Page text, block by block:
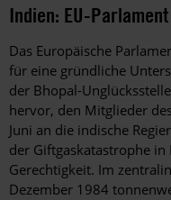
Indien: EU-
Das Europäische
für eine gründliche
der Bhopal-
hervor, den Mitglieder
Juni an die indische
der Giftgaskatastrophe
Gerechtigkeit. Im
Dezember 1984